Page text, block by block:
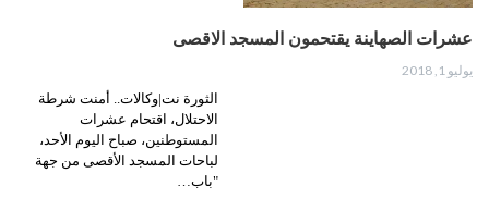
عشرات الصهاينة يقتحمون المسجد الاقصى
يوليو 1, 2018
الثورة نت|وكالات.. أمنت شرطة
الاحتلال، اقتحام عشرات
المستوطنين، صباح اليوم الأحد،
لباحات المسجد الأقصى من جهة
"باب…